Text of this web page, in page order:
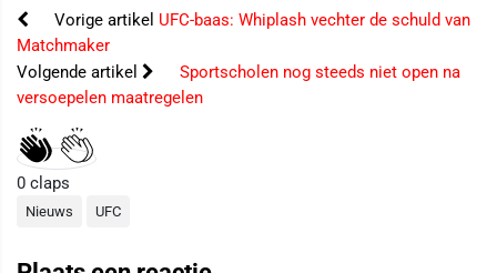
Vorige artikel UFC-baas: Whiplash vechter de schuld van
Matchmaker
Volgende artikel
Sportscholen nog steeds niet open na
versoepelen maatregelen
0 claps
Nieuws UFC